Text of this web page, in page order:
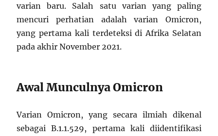
varian baru. Salah satu varian yang paling
mencuri perhatian adalah varian Omicron,
yang pertama kali terdeteksi di Afrika Selatan
pada akhir November 2021.
Awal Munculnya Omicron
Varian Omicron, yang secara ilmiah dikenal
sebagai B.1.1.529, pertama kali diidentifikasi